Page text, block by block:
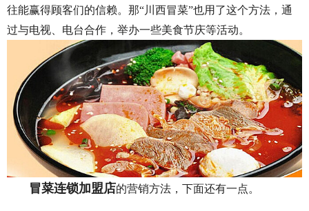
往能赢得顾客们的信赖。那“川西冒菜”也用了这个方法，通
过与电视、电台合作，举办一些美食节庆等活动。
冒菜连锁加盟店的营销方法，下面还有一点。